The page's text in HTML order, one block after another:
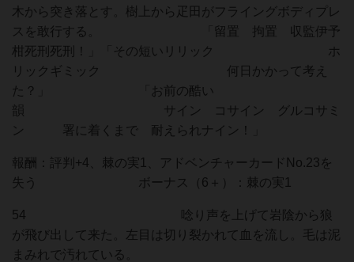
木から突き落とす。樹上から疋田がフライングボディプレ
スを敢行する。 「留置 拘置 収監伊予
柑死刑死刑！」「その短いリリック ホ
リックギミック 何日かかって考え
た？」 「お前の酷い
韻 サイン コサイン グルコサミ
ン 署に着くまで 耐えられナイン！」
報酬：評判+4、棘の実1、アドベンチャーカードNo.23を
失う ボーナス（6＋）：棘の実1
54 唸り声を上げて岩陰から狼
が飛び出して来た。左目は切り裂かれて血を流し。毛は泥
まみれで汚れている。